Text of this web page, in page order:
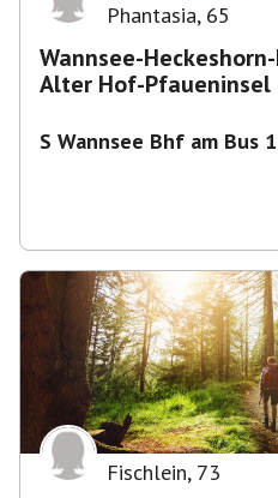
Phantasia, 65
Wannsee-
Alter Hof-Pfaueninsel
S Wannsee Bhf am Bus
Fischlein, 73